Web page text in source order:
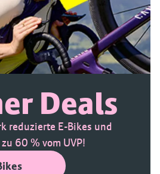
Deals
reduzierte E-Bikes und
60 % vom UVP!